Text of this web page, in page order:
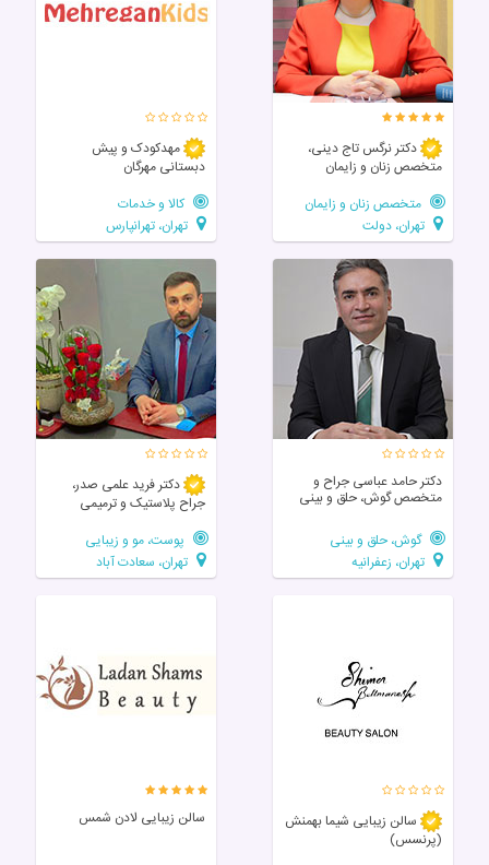
دکتر نرگس تاج دینی،
متخصص زنان و زایمان
متخصص زنان و زایمان
تهران، دولت
مهدکودک و پیش
دبستانی مهرگان
کالا و خدمات
تهران، تهرانپارس
دکتر حامد عباسی جراح و
متخصص گوش، حلق و بینی
گوش، حلق و بینی
تهران، زعفرانیه
دکتر فرید علمی صدر،
جراح پلاستیک و ترمیمی
پوست، مو و زیبایی
تهران، سعادت آباد
سالن زيبايی شیما بهمنش
(پرنسس)
سالن زیبایی لادن شمس